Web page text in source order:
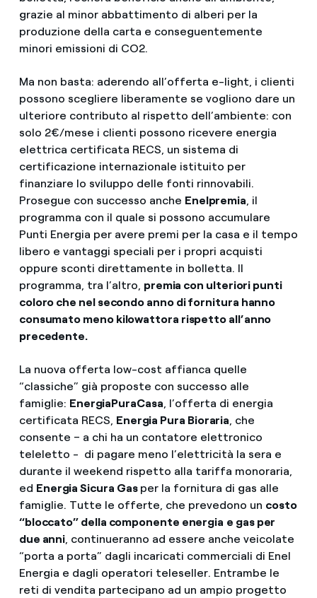
grazie al minor abbattimento di alberi per la
produzione della carta e conseguentemente
minori emissioni di CO2.
Ma non basta: aderendo all’offerta e-light, i clienti
possono scegliere liberamente se vogliono dare un
ulteriore contributo al rispetto dell’ambiente: con
solo 2€/mese i clienti possono ricevere energia
elettrica certificata RECS, un sistema di
certificazione internazionale istituito per
finanziare lo sviluppo delle fonti rinnovabili.
Prosegue con successo anche Enelpremia , il
programma con il quale si possono accumulare
Punti Energia per avere premi per la casa e il tempo
libero e vantaggi speciali per i propri acquisti
oppure sconti direttamente in bolletta. Il
programma, tra l’altro, premia con ulteriori punti
coloro che nel secondo anno di fornitura hanno
consumato meno kilowattora rispetto all’anno
precedente.
La nuova offerta low-cost affianca quelle
“classiche” già proposte con successo alle
famiglie: EnergiaPuraCasa , l’offerta di energia
certificata RECS, Energia Pura Bioraria , che
consente – a chi ha un contatore elettronico
teleletto - di pagare meno l’elettricità la sera e
durante il weekend rispetto alla tariffa monoraria,
ed Energia Sicura Gasper la fornitura di gas alle
famiglie. Tutte le offerte, che prevedono un costo
“bloccato” della componente energia e gas per
due anni , continueranno ad essere anche veicolate
“porta a porta” dagli incaricati commerciali di Enel
Energia e dagli operatori teleseller. Entrambe le
reti di vendita partecipano ad un ampio progetto